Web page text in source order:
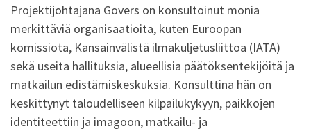
Projektijohtajana Govers on konsultoinut monia
merkittäviä organisaatioita, kuten Euroopan
komissiota, Kansainvälistä ilmakuljetusliittoa (IATA)
sekä useita hallituksia, alueellisia päätöksentekijöitä ja
matkailun edistämiskeskuksia. Konsulttina hän on
keskittynyt taloudelliseen kilpailukykyyn, paikkojen
identiteettiin ja imagoon, matkailu- ja